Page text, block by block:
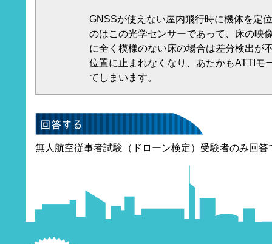
GNSSが使えない屋内飛行時に機体を定
のはこの光学センサーであって、床の映
に全く模様のない床の場合は差分検出が
位置に止まれなくなり、あたかもATTIモ
てしまいます。
無人航空従事者試験（ドローン検定）受験者のみ回答